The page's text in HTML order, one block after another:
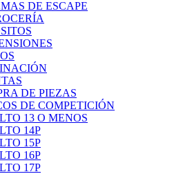
DE ESCAPE
DE PIEZAS
DE COMPETICIÓN
13 O MENOS
14P
15P
16P
17P